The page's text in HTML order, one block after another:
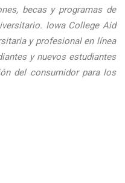
becas y programas de
Iowa College Aid
y profesional en línea
y nuevos estudiantes
del consumidor para los